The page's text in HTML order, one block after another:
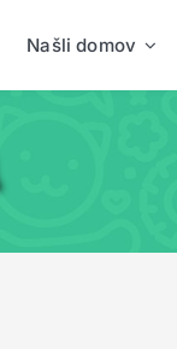
Našli domov